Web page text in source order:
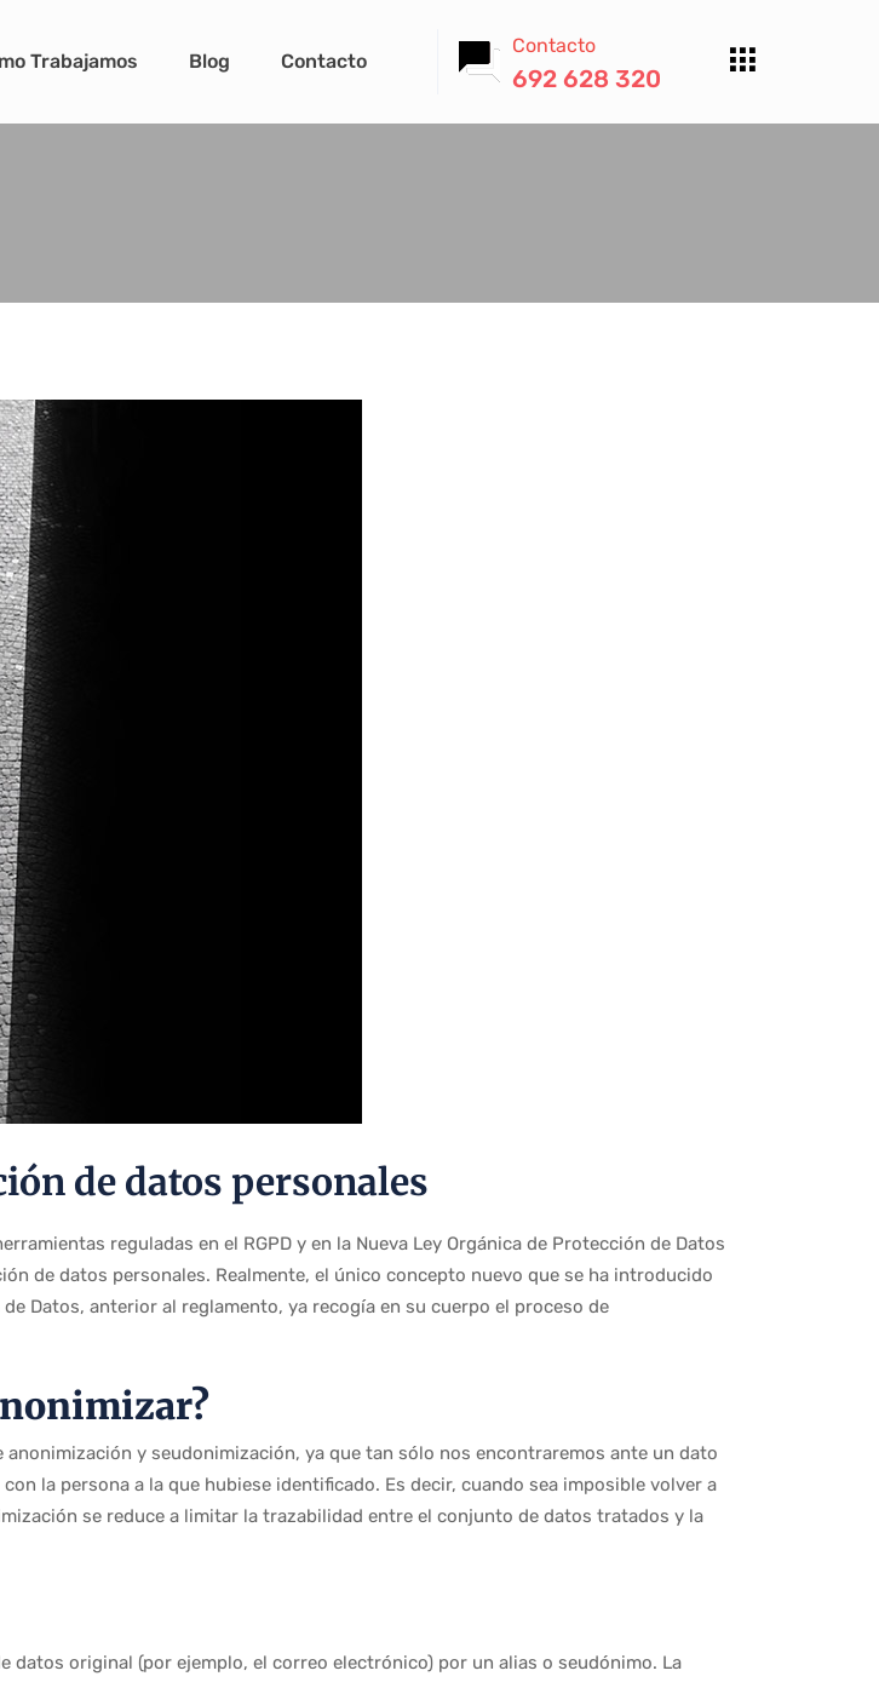
Trabajamos Blog Contacto
Contacto
692 628 320
de datos personales
reguladas en el RGPD y en la Nueva Ley Orgánica de Protección de Datos
de datos personales. Realmente, el único concepto nuevo que se ha introducido
Datos, anterior al reglamento, ya recogía en su cuerpo el proceso de
y seudonimización, ya que tan sólo nos encontraremos ante un dato
la persona a la que hubiese identificado. Es decir, cuando sea imposible volver a
se reduce a limitar la trazabilidad entre el conjunto de datos tratados y la
original (por ejemplo, el correo electrónico) por un alias o seudónimo. La